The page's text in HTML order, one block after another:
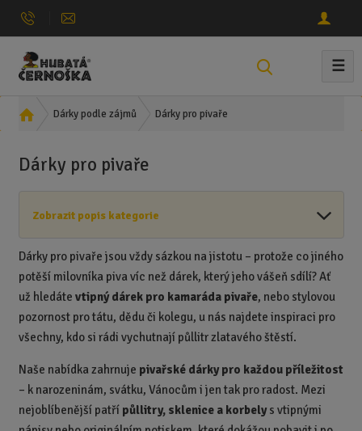
☰
Ú
d
s
r
a
n
Dárky podle zájmů Dárky pro pivaře
Dárky pro pivaře
Zobrazit popis kategorie
Dárky pro pivaře jsou vždy sázkou na jistotu – protože co jiného
potěší milovníka piva víc než dárek, který jeho vášeň sdílí? Ať
už hledáte vtipný dárek pro kamaráda pivaře, nebo stylovou
pozornost pro tátu, dědu či kolegu, u nás najdete inspiraci pro
všechny, kdo si rádi vychutnají půllitr zlatavého štěstí.
Naše nabídka zahrnuje pivařské dárky pro každou příležitost
– k narozeninám, svátku, Vánocům i jen tak pro radost. Mezi
nejoblíbenější patří půllitry, sklenice a korbelys vtipnými